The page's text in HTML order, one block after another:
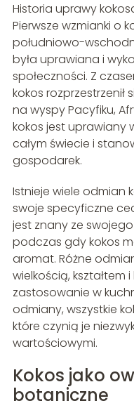
Historia uprawy
Pierwsze wzmianki o
południowo-
była uprawiana i
społeczności. Z
kokos rozprzestrzenił
na wyspy Pacyfiku,
kokos jest uprawiany
całym świecie i
gospodarek.
Istnieje wiele odmian
swoje specyficzne
jest znany ze
podczas gdy kokos
aromat. Różne
wielkością, kształtem
zastosowanie w
odmiany, wszystkie
które czynią je
wartościowymi.
Kokos jako
botaniczne